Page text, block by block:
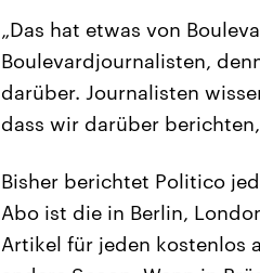
„Das hat etwas von
Boulevardjournalisten,
darüber. Journalisten
dass wir darüber
Bisher berichtet Politico
Abo ist die in Berlin,
Artikel für jeden kostenlos